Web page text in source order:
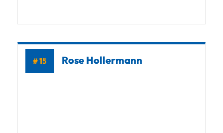
# 15 Rose Hollermann